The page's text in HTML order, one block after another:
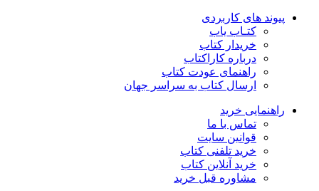
پیوند های کاربردی
کتـاب یاب
خریدار کتاب
درباره کاراکتاب
راهنمای عودت کتاب
ارسال کتاب به سراسر جهان
راهنمایی خرید
تماس با ما
قوانین سایت
خرید تلفنی کتاب
خرید آنلاین کتاب
مشاوره قبل خرید